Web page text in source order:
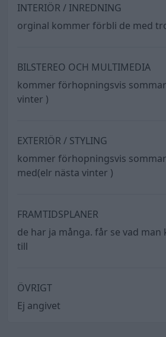
INTERIÖR / INREDNING
orginal kommer förbli de med
BILSTEREO OCH MULTIMEDIA
kommer förhopningsvis
vinter )
EXTERIÖR / STYLING
kommer förhopningsvis
med(elr nästa vinter )
FRAMTIDSPLANER
de har ja många. får se vad man
till
ÖVRIGT
Ej angivet